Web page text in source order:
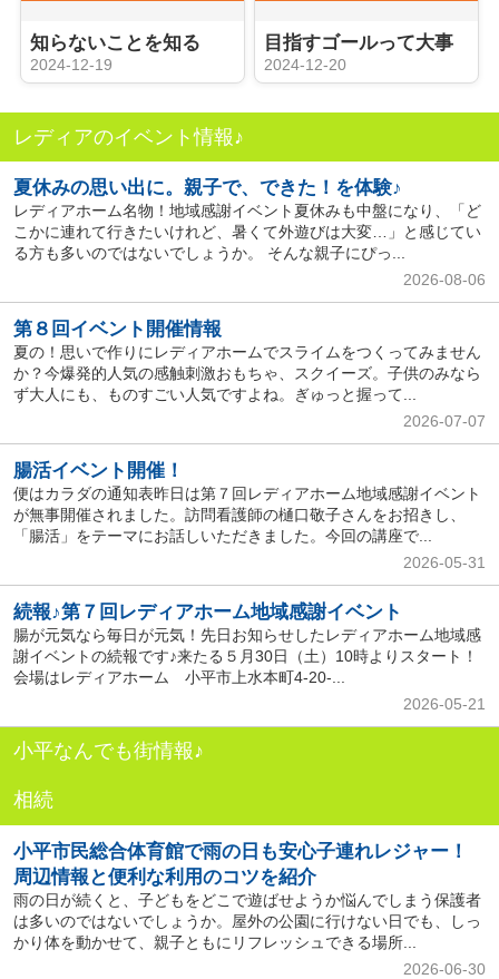
知らないことを知る
2024-12-19
目指すゴールって大事
2024-12-20
レディアのイベント情報♪
夏休みの思い出に。親子で、できた！を体験♪
レディアホーム名物！地域感謝イベント夏休みも中盤になり、「ど
こかに連れて行きたいけれど、暑くて外遊びは大変…」と感じてい
る方も多いのではないでしょうか。 そんな親子にぴっ...
2026-08-06
第８回イベント開催情報
夏の！思いで作りにレディアホームでスライムをつくってみません
か？今爆発的人気の感触刺激おもちゃ、スクイーズ。子供のみなら
ず大人にも、ものすごい人気ですよね。ぎゅっと握って...
2026-07-07
腸活イベント開催！
便はカラダの通知表昨日は第７回レディアホーム地域感謝イベント
が無事開催されました。訪問看護師の樋口敬子さんをお招きし、
「腸活」をテーマにお話しいただきました。今回の講座で...
2026-05-31
続報♪第７回レディアホーム地域感謝イベント
腸が元気なら毎日が元気！先日お知らせしたレディアホーム地域感
謝イベントの続報です♪来たる５月30日（土）10時よりスタート！
会場はレディアホーム 小平市上水本町4-20-...
2026-05-21
小平なんでも街情報♪
相続
小平市民総合体育館で雨の日も安心子連れレジャー！
周辺情報と便利な利用のコツを紹介
雨の日が続くと、子どもをどこで遊ばせようか悩んでしまう保護者
は多いのではないでしょうか。屋外の公園に行けない日でも、しっ
かり体を動かせて、親子ともにリフレッシュできる場所...
2026-06-30